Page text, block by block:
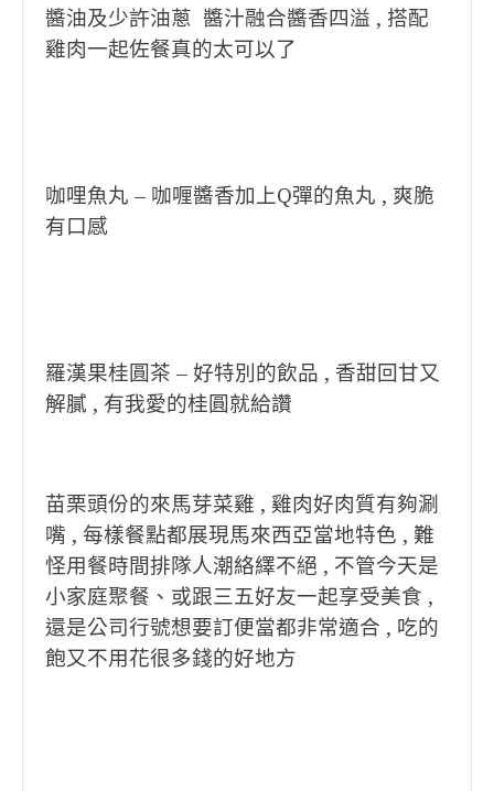
醬油及少許油蔥 醬汁融合醬香四溢 , 搭配
雞肉一起佐餐真的太可以了
咖哩魚丸 – 咖喱醬香加上Q彈的魚丸 , 爽脆
有口感
羅漢果桂圓茶 – 好特別的飲品 , 香甜回甘又
解膩 , 有我愛的桂圓就給讚
苗栗頭份的來馬芽菜雞 , 雞肉好肉質有夠涮
嘴 , 每樣餐點都展現馬來西亞當地特色 , 難
怪用餐時間排隊人潮絡繹不絕 , 不管今天是
小家庭聚餐、或跟三五好友一起享受美食 ,
還是公司行號想要訂便當都非常適合 , 吃的
飽又不用花很多錢的好地方